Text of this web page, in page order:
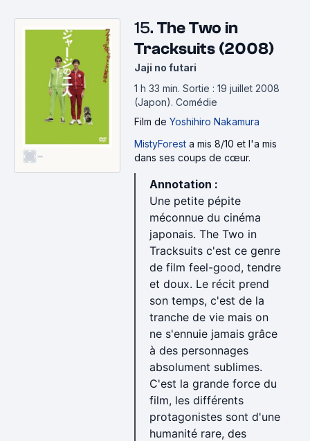
-
15. The Two in
Tracksuits (2008)
Jaji no futari
1 h 33 min. Sortie : 19 juillet 2008
(Japon). Comédie
Film de Yoshihiro Nakamura
MistyForest a mis 8/10 et l'a mis
dans ses coups de cœur.
Annotation :
Une petite pépite
méconnue du cinéma
japonais. The Two in
Tracksuits c'est ce genre
de film feel-good, tendre
et doux. Le récit prend
son temps, c'est de la
tranche de vie mais on
ne s'ennuie jamais grâce
à des personnages
absolument sublimes.
C'est la grande force du
film, les différents
protagonistes sont d'une
humanité rare, des